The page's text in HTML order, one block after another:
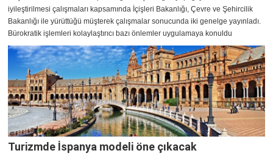
iyileştirilmesi çalışmaları kapsamında İçişleri Bakanlığı, Çevre ve Şehircilik
Bakanlığı ile yürüttüğü müşterek çalışmalar sonucunda iki genelge yayınladı.
Bürokratik işlemleri kolaylaştırıcı bazı önlemler uygulamaya konuldu
Turizmde İspanya modeli öne çıkacak